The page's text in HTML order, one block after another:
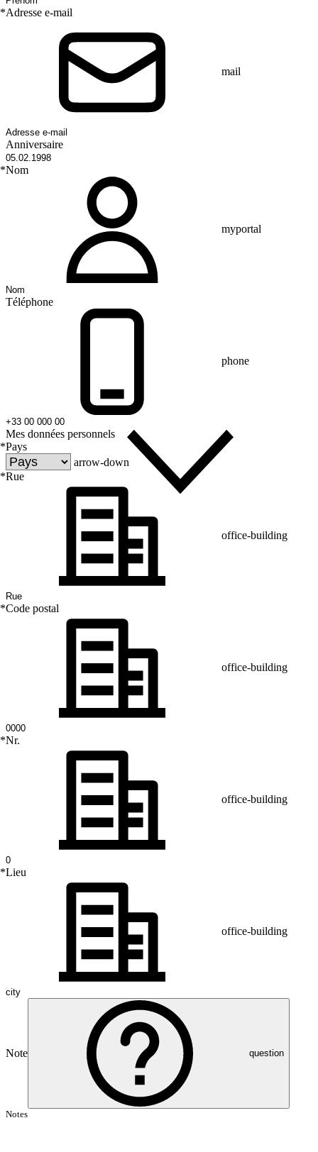
*Adresse e-mail
mail
Anniversaire
*Nom
myportal
Téléphone
phone
Mes données personnels
*Pays
arrow-down
*Rue
office-building
*Code postal
office-building
*Nr.
office-building
*Lieu
office-building
Note question